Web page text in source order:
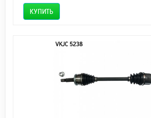
КУПИТЬ